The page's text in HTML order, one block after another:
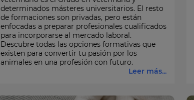
determinados másteres universitarios. El resto
de formaciones son privadas, pero están
enfocadas a preparar profesionales cualificados
para incorporarse al mercado laboral.
Descubre todas las opciones formativas que
existen para convertir tu pasión por los
animales en una profesión con futuro.
Leer más...